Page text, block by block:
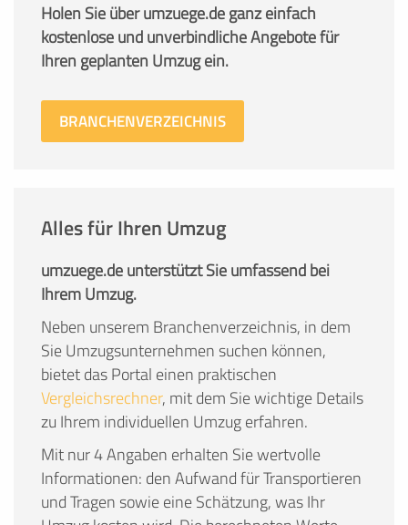
Holen Sie über umzuege.de ganz einfach
kostenlose und unverbindliche Angebote für
Ihren geplanten Umzug ein.
BRANCHENVERZEICHNIS
Alles für Ihren Umzug
umzuege.de unterstützt Sie umfassend bei
Ihrem Umzug.
Neben unserem Branchenverzeichnis, in dem
Sie Umzugsunternehmen suchen können,
bietet das Portal einen praktischen
Vergleichsrechner, mit dem Sie wichtige Details
zu Ihrem individuellen Umzug erfahren.
Mit nur 4 Angaben erhalten Sie wertvolle
Informationen: den Aufwand für Transportieren
und Tragen sowie eine Schätzung, was Ihr